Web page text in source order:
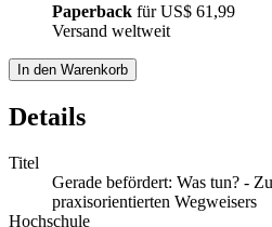
Paperback fürUS$ 61,99
Versand weltweit
In den Warenkorb
Details
Titel
Gerade befördert: Was tun? -
praxisorientierten Wegweisers
Hochschule